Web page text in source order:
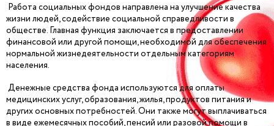
Работа социальных фондов направлена на улучшение качества
жизни людей, содействие социальной справедливости в
обществе. Главная функция заключается в предоставлении
финансовой или другой помощи, необходимой для обеспечения
нормальной жизнедеятельности отдельным категориям
населения.
Денежные средства фонда используются для оплаты
медицинских услуг, образования, жилья, продуктов питания и
других основных потребностей. Они также могут выплачиваться
в виде ежемесячных пособий, пенсий или разовой помощи в